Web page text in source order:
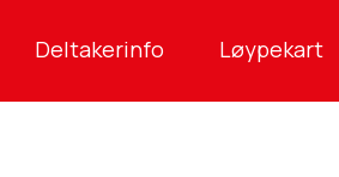
Deltakerinfo Løypekart